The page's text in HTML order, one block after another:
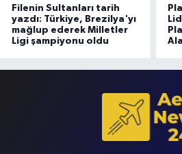
Filenin Sultanları tarih
yazdı: Türkiye, Brezilya'yı
mağlup ederek Milletler
Ligi şampiyonu oldu